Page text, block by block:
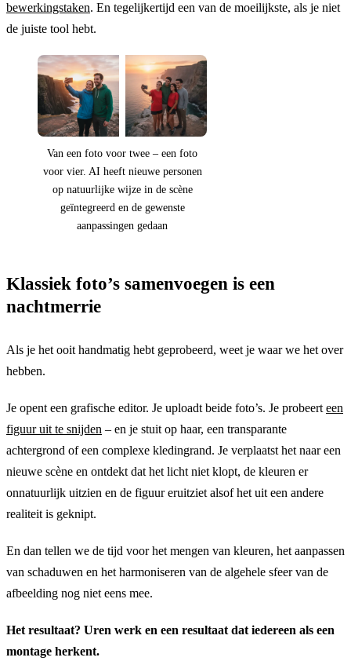
bewerkingstaken. En tegelijkertijd een van de moeilijkste, als je niet
de juiste tool hebt.
Van een foto voor twee – een foto
voor vier. AI heeft nieuwe personen
op natuurlijke wijze in de scène
geïntegreerd en de gewenste
aanpassingen gedaan
Klassiek foto’s samenvoegen is een
nachtmerrie
Als je het ooit handmatig hebt geprobeerd, weet je waar we het over
hebben.
Je opent een grafische editor. Je uploadt beide foto’s. Je probeert een
figuur uit te snijden – en je stuit op haar, een transparante
achtergrond of een complexe kledingrand. Je verplaatst het naar een
nieuwe scène en ontdekt dat het licht niet klopt, de kleuren er
onnatuurlijk uitzien en de figuur eruitziet alsof het uit een andere
realiteit is geknipt.
En dan tellen we de tijd voor het mengen van kleuren, het aanpassen
van schaduwen en het harmoniseren van de algehele sfeer van de
afbeelding nog niet eens mee.
Het resultaat? Uren werk en een resultaat dat iedereen als een
montage herkent.